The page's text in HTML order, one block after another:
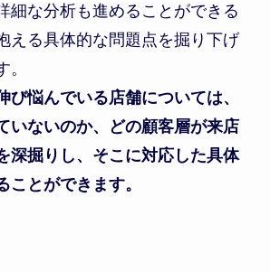
細な分析も進めることができる
える具体的な問題点を掘り下げ
び悩んでいる店舗については、
いないのか、どの顧客層が来店
深掘りし、そこに対応した具体
ことができます。